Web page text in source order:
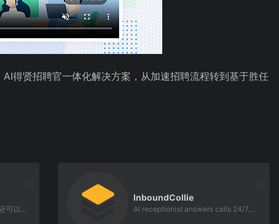
AI得贤招聘官一体化解决方案， 从加速招聘流程转到基于胜任
不仅仅可以智能聊天AI绘画，还可以创作、编写、翻译、写代码等多种功能，满足用户生活和工作的多方面需求
InboundCollie
AI receptionist answers calls 24/7, qualifies lead